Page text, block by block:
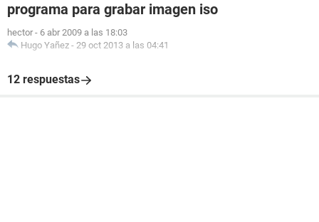
programa para grabar imagen iso
hector - 6 abr 2009 a las 18:03
Hugo Yañez - 29 oct 2013 a las 04:41
12 respuestas